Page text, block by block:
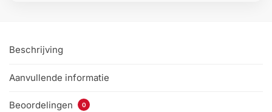
Beschrijving
Aanvullende informatie
Beoordelingen 0